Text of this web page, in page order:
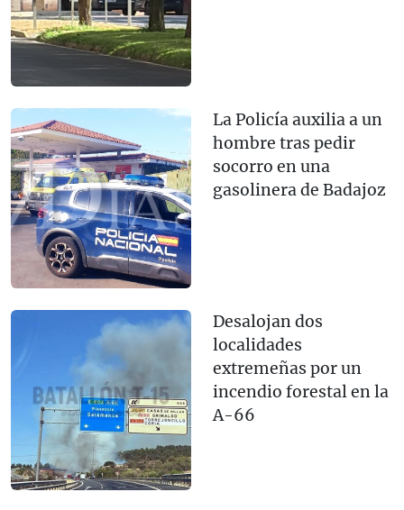
La Policía auxilia a un
hombre tras pedir
socorro en una
gasolinera de Badajoz
Desalojan dos
localidades
extremeñas por un
incendio forestal en la
A-66